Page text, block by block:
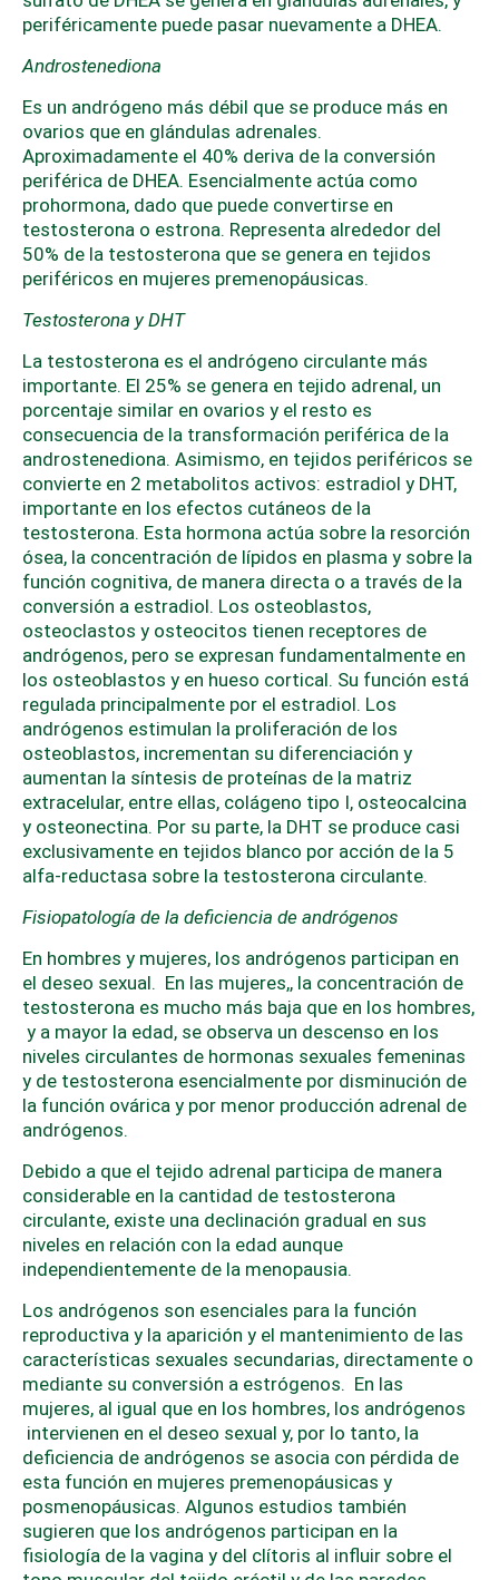
periféricamente puede pasar nuevamente a DHEA.
Androstenediona
Es un andrógeno más débil que se produce más en
ovarios que en glándulas adrenales.
Aproximadamente el 40% deriva de la conversión
periférica de DHEA. Esencialmente actúa como
prohormona, dado que puede convertirse en
testosterona o estrona. Representa alrededor del
50% de la testosterona que se genera en tejidos
periféricos en mujeres premenopáusicas.
Testosterona y DHT
La testosterona es el andrógeno circulante más
importante. El 25% se genera en tejido adrenal, un
porcentaje similar en ovarios y el resto es
consecuencia de la transformación periférica de la
androstenediona. Asimismo, en tejidos periféricos se
convierte en 2 metabolitos activos: estradiol y DHT,
importante en los efectos cutáneos de la
testosterona. Esta hormona actúa sobre la resorción
ósea, la concentración de lípidos en plasma y sobre la
función cognitiva, de manera directa o a través de la
conversión a estradiol. Los osteoblastos,
osteoclastos y osteocitos tienen receptores de
andrógenos, pero se expresan fundamentalmente en
los osteoblastos y en hueso cortical. Su función está
regulada principalmente por el estradiol. Los
andrógenos estimulan la proliferación de los
osteoblastos, incrementan su diferenciación y
aumentan la síntesis de proteínas de la matriz
extracelular, entre ellas, colágeno tipo I, osteocalcina
y osteonectina. Por su parte, la DHT se produce casi
exclusivamente en tejidos blanco por acción de la 5
alfa-reductasa sobre la testosterona circulante.
Fisiopatología de la deficiencia de andrógenos
En hombres y mujeres, los andrógenos participan en
el deseo sexual. En las mujeres,, la concentración de
testosterona es mucho más baja que en los hombres,
y a mayor la edad, se observa un descenso en los
niveles circulantes de hormonas sexuales femeninas
y de testosterona esencialmente por disminución de
la función ovárica y por menor producción adrenal de
andrógenos.
Debido a que el tejido adrenal participa de manera
considerable en la cantidad de testosterona
circulante, existe una declinación gradual en sus
niveles en relación con la edad aunque
independientemente de la menopausia.
Los andrógenos son esenciales para la función
reproductiva y la aparición y el mantenimiento de las
características sexuales secundarias, directamente o
mediante su conversión a estrógenos. En las
mujeres, al igual que en los hombres, los andrógenos
intervienen en el deseo sexual y, por lo tanto, la
deficiencia de andrógenos se asocia con pérdida de
esta función en mujeres premenopáusicas y
posmenopáusicas. Algunos estudios también
sugieren que los andrógenos participan en la
fisiología de la vagina y del clítoris al influir sobre el